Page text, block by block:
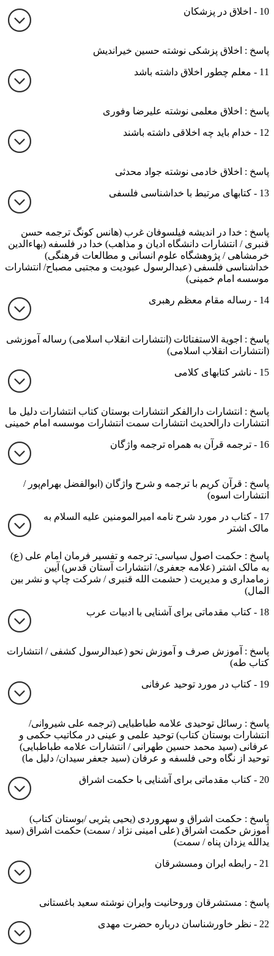
10 - اخلاق در پزشکان
پاسخ : اخلاق پزشکی نوشته حسین خیراندیش
11 - معلم چطور اخلاق داشته باشد
پاسخ : اخلاق معلمی نوشته علیرضا وفوری
12 - خدام باید چه اخلاقی داشته باشند
پاسخ : اخلاق خادمی نوشته جواد محدثی
13 - کتابهای مرتبط با خداشناسی فلسفی
پاسخ : خدا در اندیشه فیلسوفان غرب (هانس کونگ ترجمه حسن
قنبری / انتشارات دانشگاه ادیان و مذاهب) خدا در فلسفه (بهاءالدین
خرمشاهی / پژوهشگاه علوم انسانی و مطالعات فرهنگی)
خداشناسی فلسفی (عبدالرسول عبودیت و مجتبی مصباح/ انتشارات
موسسه امام خمینی)
14 - رساله مقام معظم رهبری
پاسخ : اجویة الاستفتائات (انتشارات انقلاب اسلامی) رساله آموزشی
(انتشارات انقلاب اسلامی)
15 - ناشر کتابهای کلامی
پاسخ : انتشارات دارالفکر انتشارات بوستان کتاب انتشارات دلیل ما
انتشارات دارالحدیث انتشارات سمت انتشارات موسسه امام خمینی
16 - ترجمه قرآن به همراه ترجمه واژگان
پاسخ : قرآن کریم با ترجمه و شرح واژگان (ابوالفضل بهرام‌پور /
انتشارات اسوه)
17 - کتاب در مورد شرح نامه امیرالمومنین علیه السلام به
مالک اشتر
پاسخ : حکمت اصول سیاسی: ترجمه و تفسیر فرمان امام علی (ع)
به مالک اشتر (علامه جعفری/ انتشارات آستان قدس) آیین
زمامداری و مدیریت ( حشمت الله قنبری / شرکت چاپ و نشر بین
المال)
18 - کتاب مقدماتی برای آشنایی با ادبیات عرب
پاسخ : آموزش صرف و آموزش نحو (عبدالرسول کشفی / انتشارات
کتاب طه)
19 - کتاب در مورد توحید عرفانی
پاسخ : رسائل توحیدی علامه طباطبایی (ترجمه علی شیروانی/
انتشارات بوستان کتاب) توحید علمی و عینی در مکاتیب حکمی و
عرفانی (سید محمد حسین طهرانی / انتشارات علامه طباطبایی)
توحید از نگاه وحی فلسفه و عرفان (سید جعفر سیدان/ دلیل ما)
20 - کتاب مقدماتی برای آشنایی با حکمت اشراق
پاسخ : حکمت اشراق و سهروردی (یحیی یثربی /بوستان کتاب)
آموزش حکمت اشراق (علی امینی نژاد / سمت) حکمت اشراق (سید
یدالله یزدان پناه / سمت)
21 - رابطه ایران ومسشرقان
پاسخ : مستشرقان وروحانیت وایران نوشته سعید باغستانی
22 - نظر خاورشناسان درباره حضرت مهدی